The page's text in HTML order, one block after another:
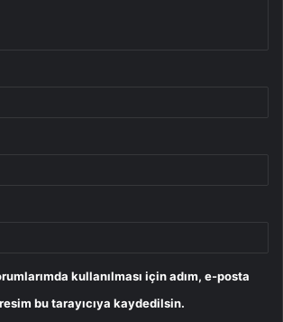
kullanılması için adım, e-posta
bu tarayıcıya kaydedilsin.